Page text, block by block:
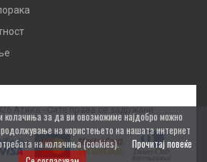
Атика - Сите права се задржани
колачиња за да ви овозможиме најдобро можно
на користењето на нашата интернет
на колачиња (cookies).
Прочитај повеќе